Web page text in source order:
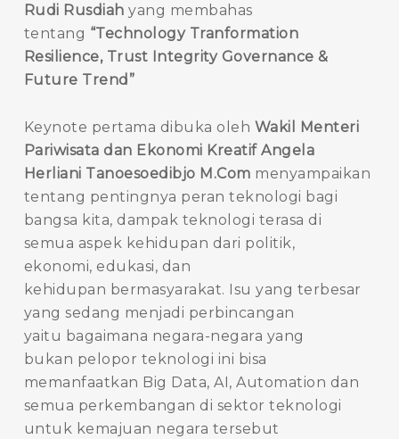
Rudi Rusdiahyang membahas
tentang “Technology Tranformation
Resilience, Trust Integrity Governance &
Future Trend”
Keynote pertama dibuka oleh Wakil Menteri
Pariwisata dan Ekonomi Kreatif Angela
Herliani Tanoesoedibjo M.Com menyampaikan
tentang pentingnya peran teknologi bagi
bangsa kita, dampak teknologi terasa di
semua aspek kehidupan dari politik,
ekonomi, edukasi, dan
kehidupan bermasyarakat. Isu yang terbesar
yang sedang menjadi perbincangan
yaitu bagaimana negara-negara yang
bukan pelopor teknologi ini bisa
memanfaatkan Big Data, AI, Automation dan
semua perkembangan di sektor teknologi
untuk kemajuan negara tersebut